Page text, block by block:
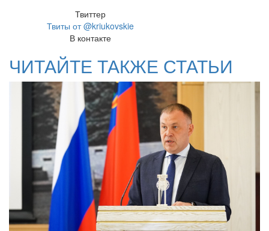
Твиттер
Твиты от @kriukovskie
В контакте
ЧИТАЙТЕ ТАКЖЕ СТАТЬИ